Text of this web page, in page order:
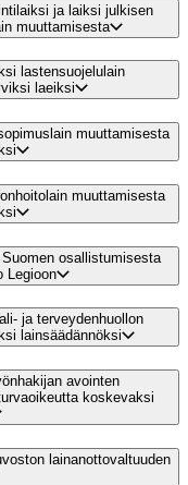
ja laiksi julkisen
muuttamisesta
lastensuojelulain
laeiksi
muuttamisesta
muuttamisesta
osallistumisesta
Legioon
ja terveydenhuollon
lainsäädännöksi
avointen
koskevaksi
lainanottovaltuuden